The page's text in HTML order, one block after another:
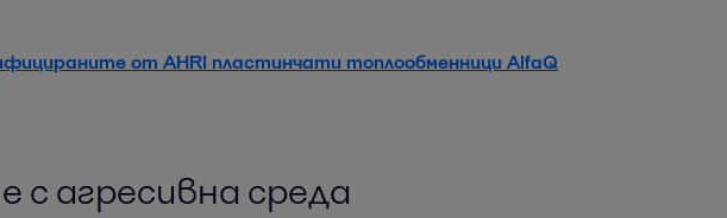
от AHRI пластинчати топлообменници AlfaQ
с агресивна среда